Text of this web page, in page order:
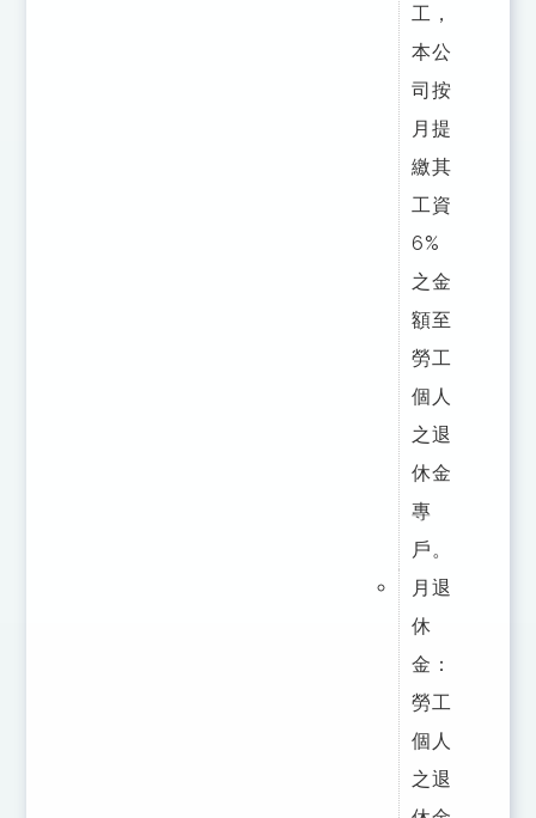
工，
本公
司按
月提
繳其
工資
6%
之金
額至
勞工
個人
之退
休金
專
戶。
月退
休
金：
勞工
個人
之退